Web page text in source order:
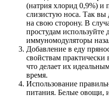
(натрия хлорид 0,9%) и
слизистую носа. Так вы
на свою сторону. В
простудам используйте
иммуномодуляторы
Добавление в еду
свойствам практически
что делает их
время.
Использование
питания. Белые овощи,